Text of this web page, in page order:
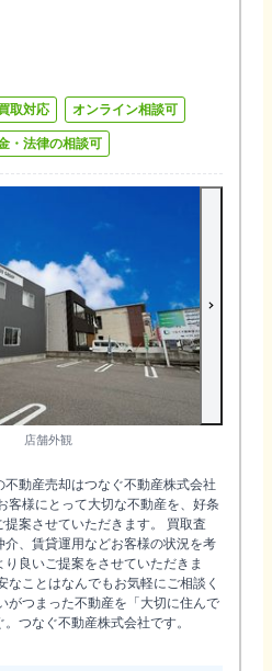
取対応 オンライン相談可
・法律の相談可
店舗外観
動産売却はつなぐ不動産株式会社
客様にとって大切な不動産を、好条
案させていただきます。 買取査
介、賃貸運用などお客様の状況を考
り良いご提案をさせていただきま
なことはなんでもお気軽にご相談く
がつまった不動産を「大切に住んで
つなぐ不動産株式会社です。